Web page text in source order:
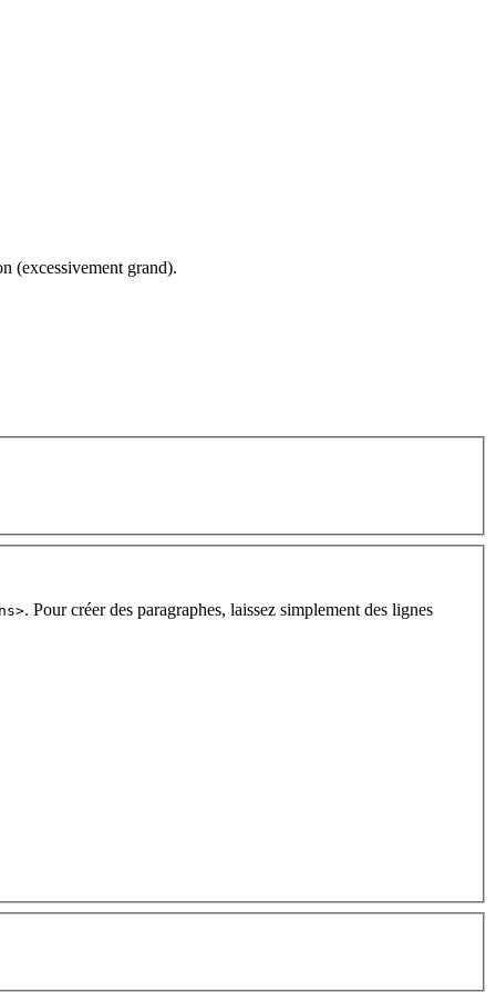
(excessivement grand).
. Pour créer des paragraphes, laissez simplement des lignes